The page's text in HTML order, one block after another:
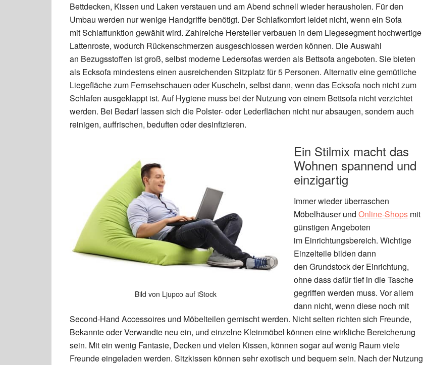
Bettdecken, Kissen und Laken verstauen und am Abend schnell wieder herausholen. Für den
Umbau werden nur wenige Handgriffe benötigt. Der Schlafkomfort leidet nicht, wenn ein Sofa
mit Schlaffunktion gewählt wird. Zahlreiche Hersteller verbauen in dem Liegesegment hochwertige
Lattenroste, wodurch Rückenschmerzen ausgeschlossen werden können. Die Auswahl
an Bezugsstoffen ist groß, selbst moderne Ledersofas werden als Bettsofa angeboten. Sie bieten
als Ecksofa mindestens einen ausreichenden Sitzplatz für 5 Personen. Alternativ eine gemütliche
Liegefläche zum Fernsehschauen oder Kuscheln, selbst dann, wenn das Ecksofa noch nicht zum
Schlafen ausgeklappt ist. Auf Hygiene muss bei der Nutzung von einem Bettsofa nicht verzichtet
werden. Bei Bedarf lassen sich die Polster- oder Lederflächen nicht nur absaugen, sondern auch
reinigen, auffrischen, beduften oder desinfizieren.
Bild von Ljupco auf iStock
Ein Stilmix macht das
Wohnen spannend und
einzigartig
Immer wieder überraschen
Möbelhäuser und Online-Shops mit
günstigen Angeboten
im Einrichtungsbereich. Wichtige
Einzelteile bilden dann
den Grundstock der Einrichtung,
ohne dass dafür tief in die Tasche
gegriffen werden muss. Vor allem
dann nicht, wenn diese noch mit
Second-Hand Accessoires und Möbelteilen gemischt werden. Nicht selten richten sich Freunde,
Bekannte oder Verwandte neu ein, und einzelne Kleinmöbel können eine wirkliche Bereicherung
sein. Mit ein wenig Fantasie, Decken und vielen Kissen, können sogar auf wenig Raum viele
Freunde eingeladen werden. Sitzkissen können sehr exotisch und bequem sein. Nach der Nutzung